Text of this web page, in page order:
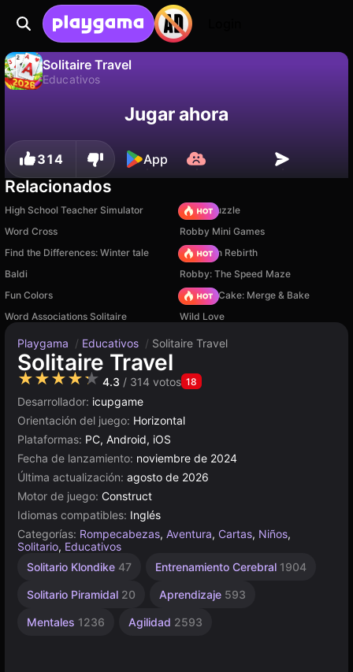
Solitaire Travel
Educativos
¡Guarda el progreso!Jugar ahora
314 App
Relacionados
High School Teacher Simulator
Arrow Puzzle
Word Cross
Robby Mini Games
Find the Differences: Winter tale
Stickman Rebirth
Baldi
Robby: The Speed Maze
Fun Colors
Piece of Cake: Merge & Bake
Word Associations Solitaire
Wild Love
Playgama / Educativos / Solitaire Travel
Solitaire Travel
★★★★★ 4.3 / 314 votos 18
Desarrollador: icupgame
Orientación del juego: Horizontal
Plataformas: PC, Android, iOS
Fecha de lanzamiento: noviembre de 2024
Última actualización: agosto de 2026
Motor de juego: Construct
Idiomas compatibles: Inglés
Categorías: Rompecabezas, Aventura, Cartas, Niños,
Solitario, Educativos
Solitario Klondike 47 Entrenamiento Cerebral 1904
Solitario Piramidal 20 Aprendizaje 593
Mentales 1236 Agilidad 2593
De 1
4142
Construct